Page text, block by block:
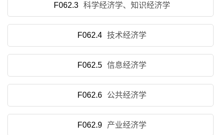
F062.3 科学经济学、知识经济学
F062.4 技术经济学
F062.5 信息经济学
F062.6 公共经济学
F062.9 产业经济学